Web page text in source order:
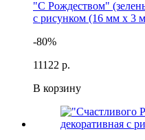
"С Рождеством"
с рисунком (16 мм х 3
-80%
111 22 р.
В корзину